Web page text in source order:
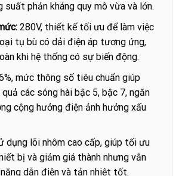
suất phản kháng quy mô vừa và lớn.
280V, thiết kế tối ưu để làm việc
tụ bù có dải điện áp tương ứng,
khi hệ thống có sự biến động.
mức thông số tiêu chuẩn giúp
các sóng hài bậc 5, bậc 7, ngăn
cộng hưởng điện ảnh hưởng xấu
dụng lõi nhôm cao cấp, giúp tối ưu
bị và giảm giá thành nhưng vẫn
dẫn điện và tản nhiệt tốt.